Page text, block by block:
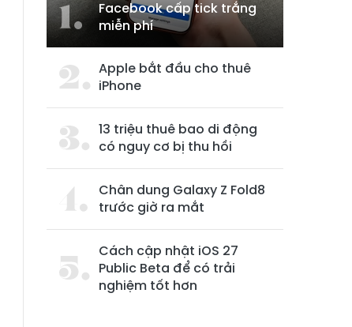
Facebook cấp tick trắng
miễn phí
Apple bắt đầu cho thuê
iPhone
13 triệu thuê bao di động
có nguy cơ bị thu hồi
Chân dung Galaxy Z Fold8
trước giờ ra mắt
Cách cập nhật iOS 27
Public Beta để có trải
nghiệm tốt hơn